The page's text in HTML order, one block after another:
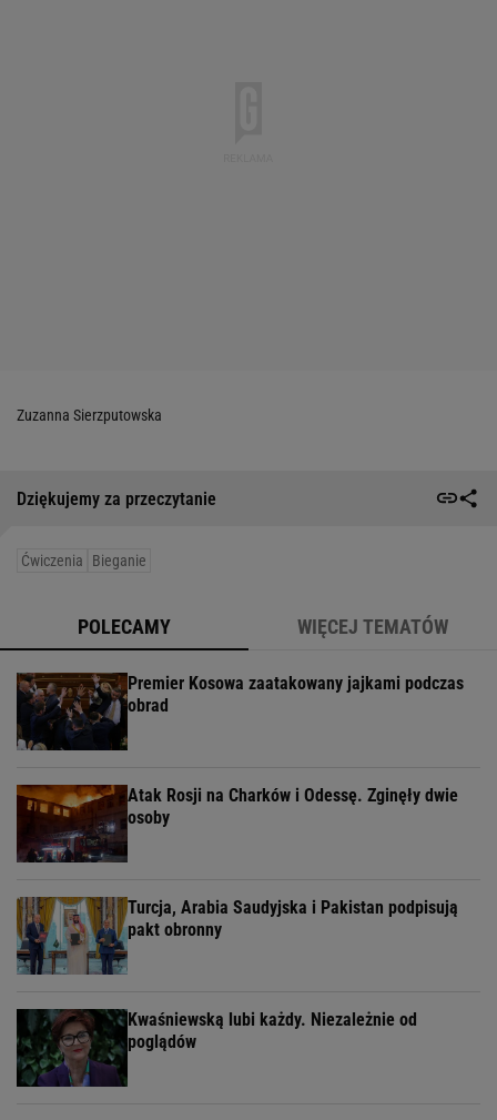
Zuzanna Sierzputowska
Dziękujemy za przeczytanie
Ćwiczenia Bieganie
POLECAMY WIĘCEJ TEMATÓW
Premier Kosowa zaatakowany jajkami podczas
obrad
Atak Rosji na Charków i Odessę. Zginęły dwie
osoby
Turcja, Arabia Saudyjska i Pakistan podpisują
pakt obronny
Kwaśniewską lubi każdy. Niezależnie od
poglądów